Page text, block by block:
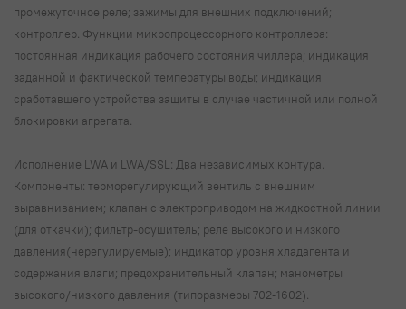
промежуточное реле; зажимы для внешних подключений;
контроллер. Функции микропроцессорного контроллера:
постоянная индикация рабочего состояния чиллера; индикация
заданной и фактической температуры воды; индикация
сработавшего устройства защиты в случае частичной или полной
блокировки агрегата.
Исполнение LWA и LWA/SSL: Два независимых контура.
Компоненты: терморегулирующий вентиль с внешним
выравниванием; клапан с электроприводом на жидкостной линии
(для откачки); фильтр-осушитель; реле высокого и низкого
давления(нерегулируемые); индикатор уровня хладагента и
содержания влаги; предохранительный клапан; манометры
высокого/низкого давления (типоразмеры 702-1602).